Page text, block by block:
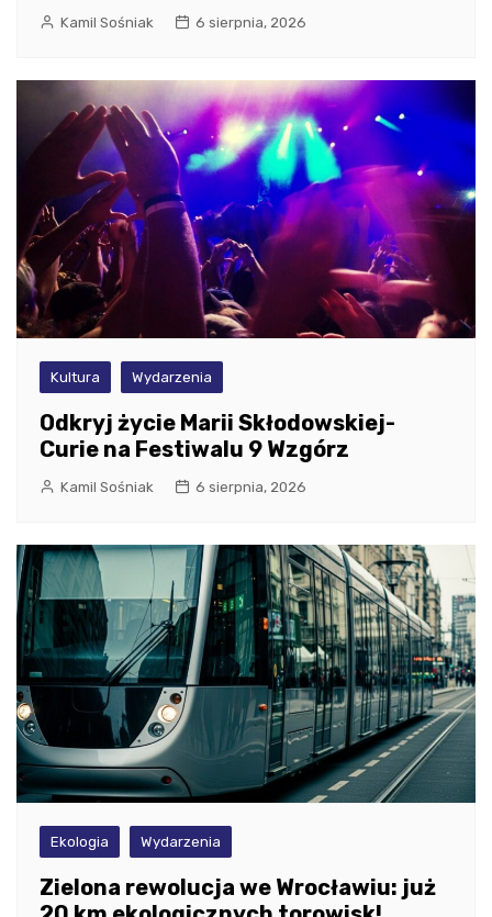
Kamil Sośniak 6 sierpnia, 2026
Kultura Wydarzenia
Odkryj życie Marii Skłodowskiej-
Curie na Festiwalu 9 Wzgórz
Kamil Sośniak 6 sierpnia, 2026
Ekologia Wydarzenia
Zielona rewolucja we Wrocławiu: już